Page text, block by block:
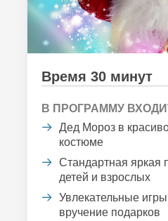
Время 30 минут
В ПРОГРАММУ
Дед Мороз в
костюме
Стандартная яркая
детей и взрослых
Увлекательные
вручение подарков